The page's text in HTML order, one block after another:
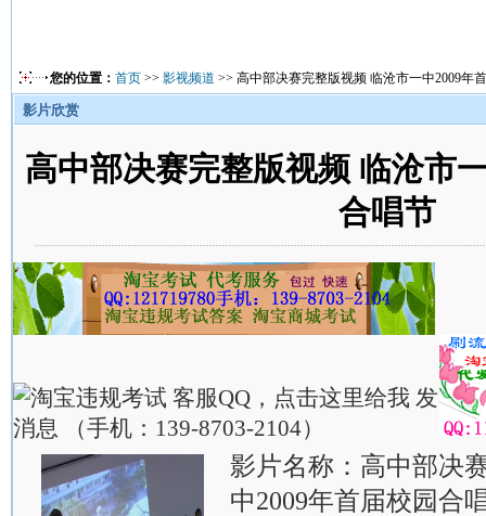
您的位置： 首页 >> 影视频道 >> 高中部决赛完整版视频 临沧市一中2009年
影片欣赏
高中部决赛完整版视频 临沧市
合唱节
影片名称：高中部决
中2009年首届校园合